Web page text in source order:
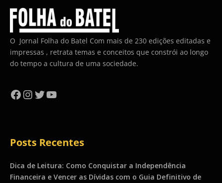
O Jornal Folha do Batel Com mais de 230 edições editadas e
impressas , retrata temas e conceitos que constrói ao longo
do tempo a cultura de uma sociedade.
Facebook
Instagram
Twitter
YouTube
Posts Recentes
Dica de Leitura: Como Conquistar a Independência
Financeira e Vencer as Dívidas com o Guia Definitivo de